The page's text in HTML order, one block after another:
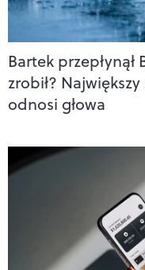
Bartek
zrobił?
odnosi głowa